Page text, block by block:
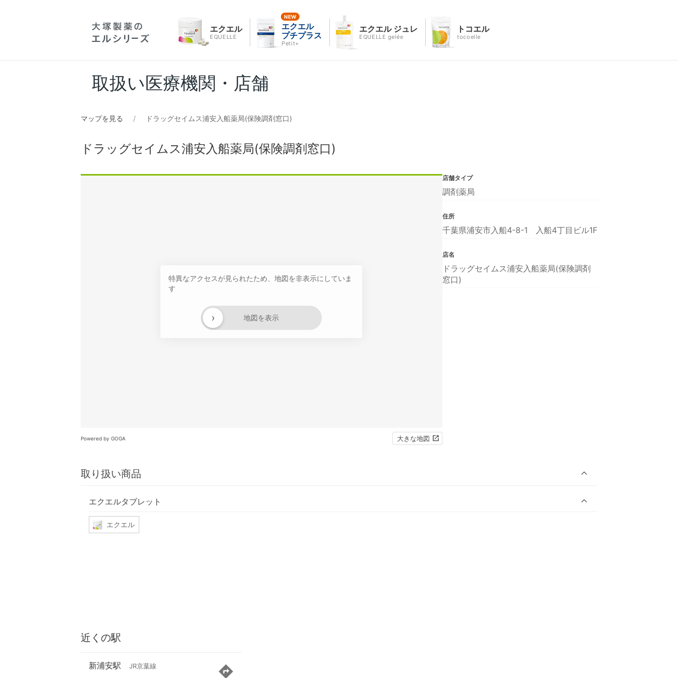
エクエル
EQUELLE
エクエル
プチプラス
Petit+
エクエル ジュレ
EQUELLE gelée
トコエル
tocoelle
取扱い医療機関・店舗
マップを見る ドラッグセイムス浦安入船薬局(保険調剤窓口)
ドラッグセイムス浦安入船薬局(保険調剤窓口)
特異なアクセスが見られたため、地図を非表示にしていま
す
地図を表示
›
Powered by GOGA 大きな地図
取り扱い商品
エクエルタブレット
エクエル
店舗タイプ
調剤薬局
住所
千葉県浦安市入船4-8-1 入船4丁目ビル1F
店名
ドラッグセイムス浦安入船薬局(保険調剤
窓口)
近くの駅
新浦安駅 JR京葉線